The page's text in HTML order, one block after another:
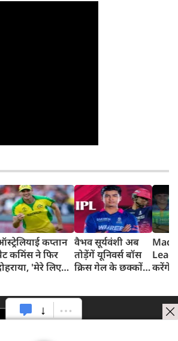
कप्तान
कमिंस ने फिर
'मेरे लिए
वैभव सूर्यवंशी अब
तोड़ेंगें यूनिवर्स बॉस
क्रिस गेल के छक्कों
करेंगे